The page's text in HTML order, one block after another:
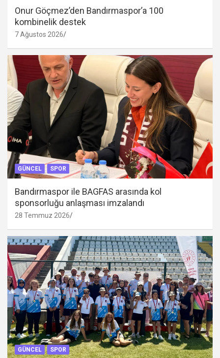
Onur Göçmez’den Bandırmaspor’a 100
kombinelik destek
7 Ağustos 2026
GÜNCEL SPOR
Bandırmaspor ile BAGFAS arasında kol
sponsorluğu anlaşması imzalandı
28 Temmuz 2026
GÜNCEL SPOR